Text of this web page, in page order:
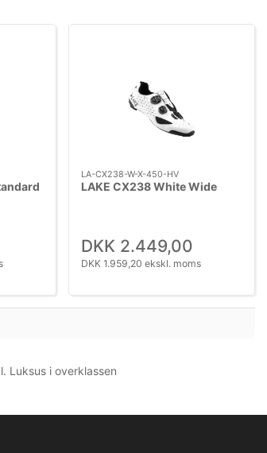
LA-CX238-W-X-450-HV
LAKE CX238 White Wide
DKK 2.449,00
DKK 1.959,20 ekskl. moms
Luksus i overklassen